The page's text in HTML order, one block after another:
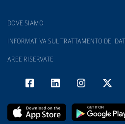
DOVE SIAMO
INFORMATIVA SUL TRATTAMENTO DEI DATI
AREE RISERVATE